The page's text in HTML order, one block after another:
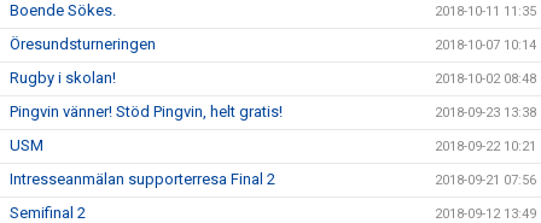
Boende Sökes. 2018-10-11 11:35
Öresundsturneringen 2018-10-07 10:14
Rugby i skolan! 2018-10-02 08:48
Pingvin vänner! Stöd Pingvin, helt gratis! 2018-09-23 13:38
USM 2018-09-22 10:21
Intresseanmälan supporterresa Final 2 2018-09-21 07:56
Semifinal 2 2018-09-12 13:49